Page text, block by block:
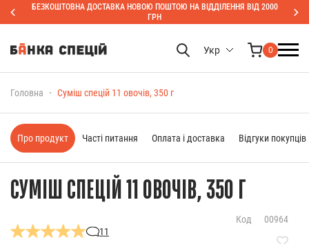
БЕЗКОШТОВНА ДОСТАВКА НОВОЮ ПОШТОЮ НА ВІДДІЛЕННЯ ВІД 2000
ГРН
Укр 0
Головна Суміш спецій 11 овочів, 350 г
СУМІШ СПЕЦІЙ 11 ОВОЧІВ, 350 Г
11
Код 00964
Про продукт Часті питання Оплата і доставка Відгуки покупців